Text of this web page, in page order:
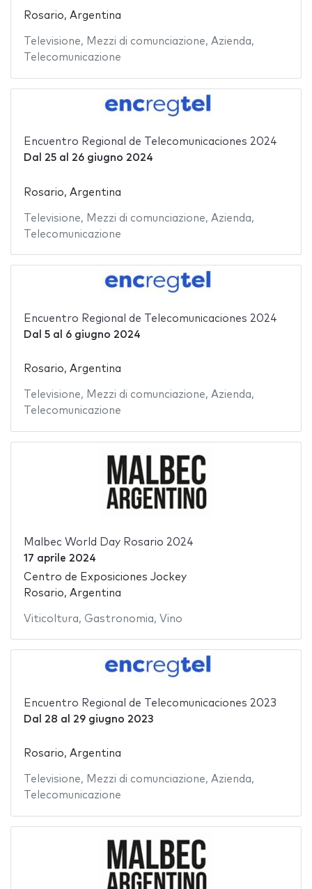
Rosario, Argentina
Televisione, Mezzi di comunciazione, Azienda,
Telecomunicazione
Encuentro Regional de Telecomunicaciones 2024
Dal 25al 26 giugno 2024
Rosario, Argentina
Televisione, Mezzi di comunciazione, Azienda,
Telecomunicazione
Encuentro Regional de Telecomunicaciones 2024
Dal 5al 6 giugno 2024
Rosario, Argentina
Televisione, Mezzi di comunciazione, Azienda,
Telecomunicazione
Malbec World Day Rosario 2024
17 aprile 2024
Centro de Exposiciones Jockey
Rosario, Argentina
Viticoltura, Gastronomia, Vino
Encuentro Regional de Telecomunicaciones 2023
Dal 28 al 29 giugno 2023
Rosario, Argentina
Televisione, Mezzi di comunciazione, Azienda,
Telecomunicazione